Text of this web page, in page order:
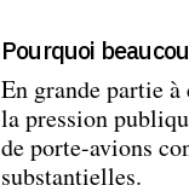
Pourquoi
En grande partie
la pression
de porte-avions
substantielles.